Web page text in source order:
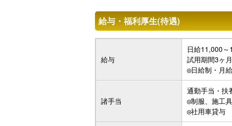
給与・福利厚生(待遇)
給与
日給11,000
試用期間3ヶ
◎日給制・月
諸手当
通勤手当・扶
◎制服、施工
◎社用車貸与